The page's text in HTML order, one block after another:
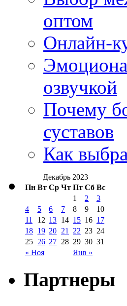
оптом
Онлайн-
озвучкой
Почему
суставов
Как
Декабрь 2023
Пн Вт Ср Чт Пт Сб Вс
« Ноя Янв »
1 2
3
4
5 6 7 8 9
10
11
12 13 14 15 16 17
18 19 20 21 22 23 24
25 26 27 28 29 30 31
Партнеры